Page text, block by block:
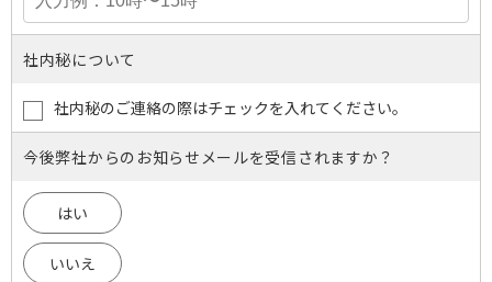
社内秘について
社内秘のご連絡の際はチェックを入れてください。
今後弊社からのお知らせメールを受信されますか？
はい
いいえ